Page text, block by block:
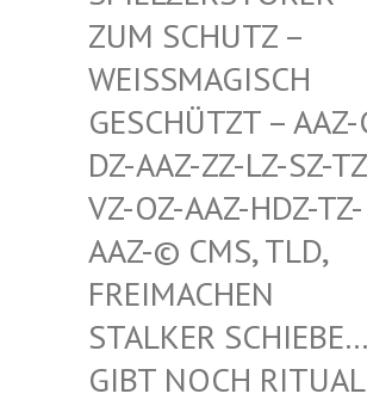
UM SCHUTZ – W
EISSMAGISCH GE
SCHÜTZT – AAZ-
-AAZ-ZZ-LZ-SZ-TZ-
-OZ-AAZ-HDZ-TZ-AA
Z-© CMS, TLD, FR
EIMACHEN ST
ALKER SCHIEBE…!
BT NOCH RITUALE